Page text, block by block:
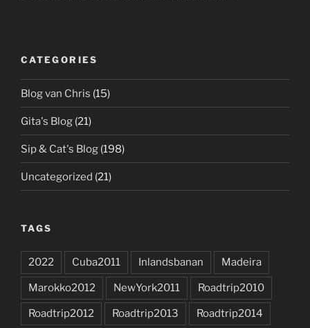
CATEGORIES
Blog van Chris (15)
Gita's Blog (21)
Sip & Cat's Blog (198)
Uncategorized (21)
TAGS
2022 Cuba2011 Inlandsbanan Madeira
Marokko2012 NewYork2011 Roadtrip2010
Roadtrip2012 Roadtrip2013 Roadtrip2014